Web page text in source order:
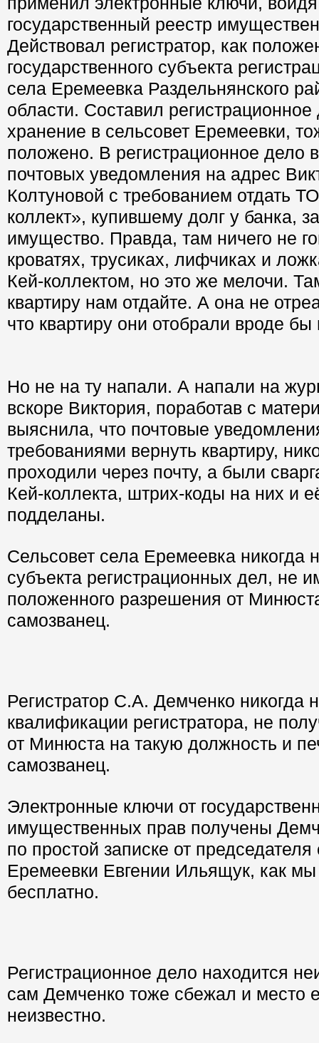
государственный реестр
Действовал регистратор, как
государственного субъекта
села Еремеевка Раздельнянского
области. Составил
хранение в сельсовет Еремеевки,
положено. В регистрационное дело
почтовых уведомления на адрес
Колтуновой с требованием отдать
коллект», купившему долг у банка,
имущество. Правда, там ничего не
кроватях, трусиках, лифчиках и
Кей-коллектом, но это же мелочи.
квартиру нам отдайте. А она не
что квартиру они отобрали вроде бы
Но не на ту напали. А напали на
вскоре Виктория, поработав с
выяснила, что почтовые
требованиями вернуть квартиру,
проходили через почту, а были
Кей-коллекта, штрих-коды на них и
подделаны.
Сельсовет села Еремеевка никогда
субъекта регистрационных дел, не
положенного разрешения от
самозванец.
Регистратор С.А. Демченко никогда
квалификации регистратора, не
от Минюста на такую должность и
самозванец.
Электронные ключи от
имущественных прав получены
по простой записке от председателя
Еремеевки Евгении Ильящук, как
бесплатно.
Регистрационное дело находится
сам Демченко тоже сбежал и место
неизвестно.